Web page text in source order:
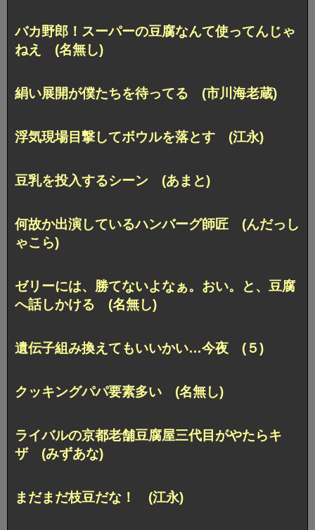
バカ野郎！スーパーの豆腐なんて使ってんじゃ
ねえ (名無し)
絹い展開が僕たちを待ってる (市川海老蔵)
浮気現場目撃してボウルを落とす (江永)
豆乳を投入するシーン (あまと)
何故か出演しているハンバーグ師匠 (んだっし
ゃこら)
ゼリーには、勝てないよなぁ。おい。と、豆腐
へ話しかける (名無し)
遺伝子組み換えてもいいかい…今夜 (５)
クッキングパパ要素多い (名無し)
ライバルの京都老舗豆腐屋三代目がやたらキ
ザ (みずあな)
まだまだ枝豆だな！ (江永)